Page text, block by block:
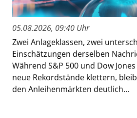
05.08.2026, 09:40 Uhr
Zwei Anlageklassen, zwei
Einschätzungen derselben
Während S&P 500 und Dow
neue Rekordstände klettern,
den Anleihenmärkten deutlich...